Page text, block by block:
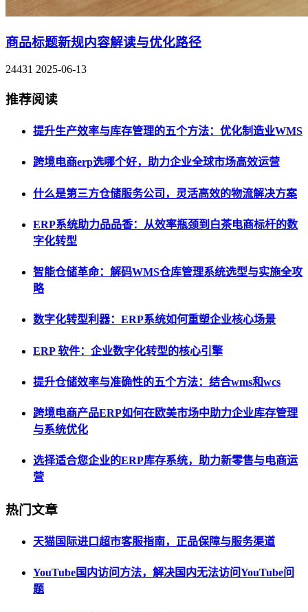
商品标题新规内容解读与优化路径
24431 2025-06-13
推荐阅读
提升生产效率与库存管理的五个方法：优化制造业WMS
跨境电商erp选哪个好，助力企业全球市场高效运营
什么是第三方仓储服务公司，灵活高效的物流解决方案
ERP系统助力品品香：从效率瓶颈到白茶电商标杆的数
字化转型
智能仓储革命：解码WMS仓库管理系统选型与实施全攻
略
数字化转型利器：ERP系统如何重塑企业核心场景
ERP 软件：企业数字化转型的核心引擎
提升仓储效率与准确性的五个方法：结合wms和wcs
跨境电商产品ERP如何在欧美市场中助力企业库存管理
与系统优化
选择适合您企业的ERP库存系统，助力新零售与电商运
营
热门文章
天猫国际进口超市客服指南，正品保障与服务渠道
YouTube国内访问方法，解决国内无法访问YouTube问
题